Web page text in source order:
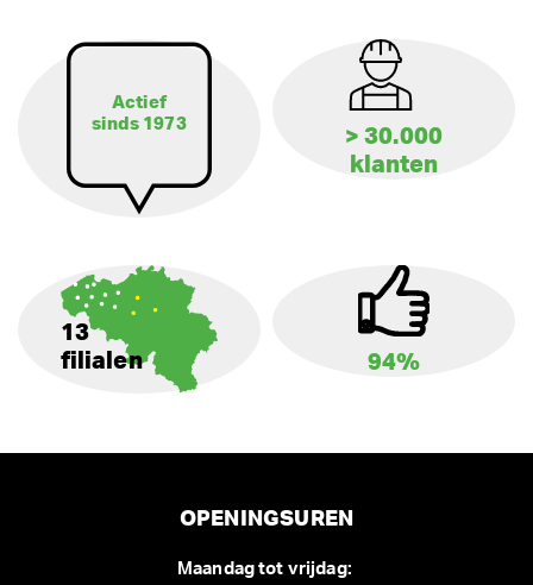
Actief
sinds 1973
> 30.000
klanten
13
filialen
94%
OPENINGSUREN
Maandag tot vrijdag: